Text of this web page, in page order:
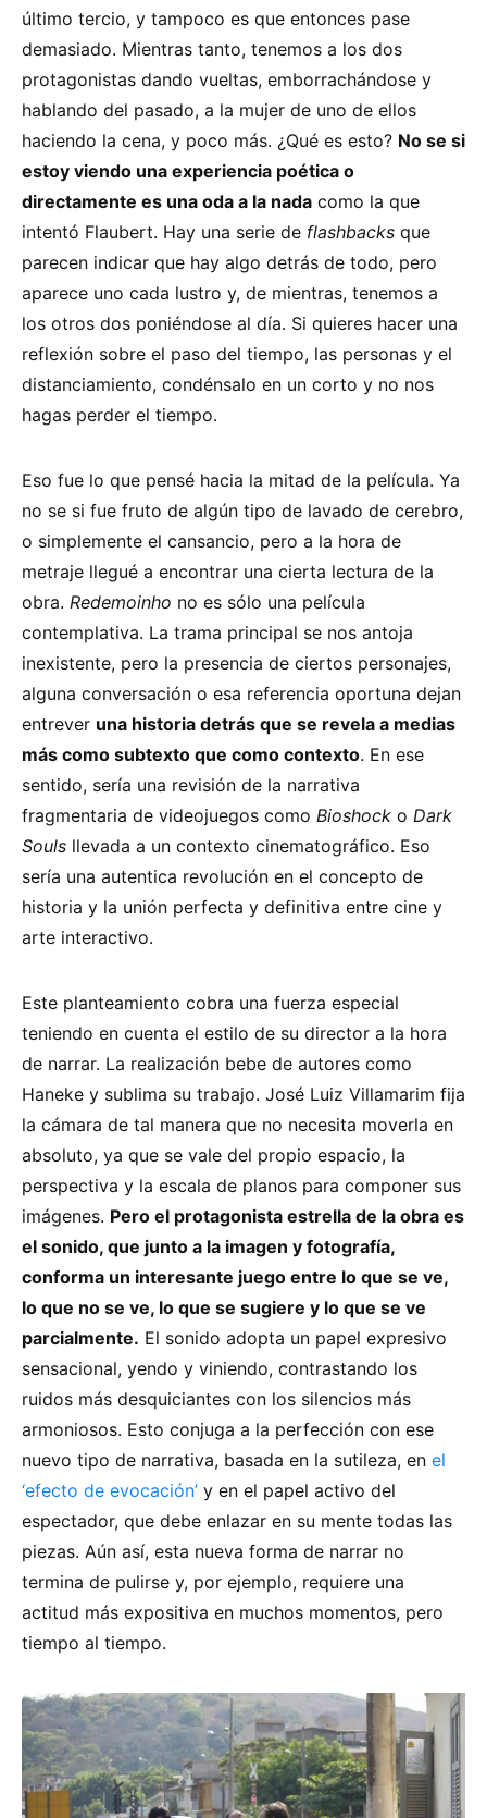
último tercio, y tampoco es que entonces pase
demasiado. Mientras tanto, tenemos a los dos
protagonistas dando vueltas, emborrachándose y
hablando del pasado, a la mujer de uno de ellos
haciendo la cena, y poco más. ¿Qué es esto? No se si
estoy viendo una experiencia poética o
directamente es una oda a la nada como la que
intentó Flaubert. Hay una serie de flashbacks que
parecen indicar que hay algo detrás de todo, pero
aparece uno cada lustro y, de mientras, tenemos a
los otros dos poniéndose al día. Si quieres hacer una
reflexión sobre el paso del tiempo, las personas y el
distanciamiento, condénsalo en un corto y no nos
hagas perder el tiempo.
Eso fue lo que pensé hacia la mitad de la película. Ya
no se si fue fruto de algún tipo de lavado de cerebro,
o simplemente el cansancio, pero a la hora de
metraje llegué a encontrar una cierta lectura de la
obra. Redemoinho no es sólo una película
contemplativa. La trama principal se nos antoja
inexistente, pero la presencia de ciertos personajes,
alguna conversación o esa referencia oportuna dejan
entrever una historia detrás que se revela a medias
más como subtexto que como contexto. En ese
sentido, sería una revisión de la narrativa
fragmentaria de videojuegos como Bioshock o Dark
Souls llevada a un contexto cinematográfico. Eso
sería una autentica revolución en el concepto de
historia y la unión perfecta y definitiva entre cine y
arte interactivo.
Este planteamiento cobra una fuerza especial
teniendo en cuenta el estilo de su director a la hora
de narrar. La realización bebe de autores como
Haneke y sublima su trabajo. José Luiz Villamarim fija
la cámara de tal manera que no necesita moverla en
absoluto, ya que se vale del propio espacio, la
perspectiva y la escala de planos para componer sus
imágenes. Pero el protagonista estrella de la obra es
el sonido, que junto a la imagen y fotografía,
conforma un interesante juego entre lo que se ve,
lo que no se ve, lo que se sugiere y lo que se ve
parcialmente. El sonido adopta un papel expresivo
sensacional, yendo y viniendo, contrastando los
ruidos más desquiciantes con los silencios más
armoniosos. Esto conjuga a la perfección con ese
nuevo tipo de narrativa, basada en la sutileza, en el
‘efecto de evocación’ y en el papel activo del
espectador, que debe enlazar en su mente todas las
piezas. Aún así, esta nueva forma de narrar no
termina de pulirse y, por ejemplo, requiere una
actitud más expositiva en muchos momentos, pero
tiempo al tiempo.